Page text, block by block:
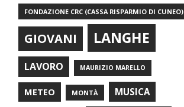
FONDAZIONE CRC (CASSA RISPARMIO DI CUNEO)
GIOVANI LANGHE
LAVORO MAURIZIO MARELLO
METEO MONTÀ MUSICA